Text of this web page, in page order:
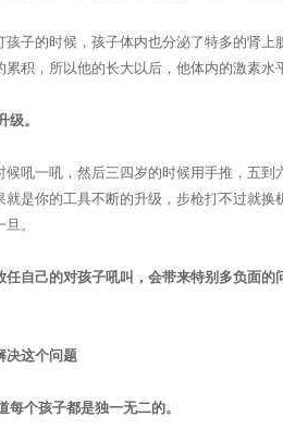
孩子的时候，孩子体内也分泌了特多的肾
累积，所以他的长大以后，他体内的激素水
级。
候吼一吼，然后三四岁的时候用手推，五
就是你的工具不断的升级，步枪打不过就
。
任自己的对孩子吼叫，会带来特别多负面的
决这个问题
每个孩子都是独一无二的。